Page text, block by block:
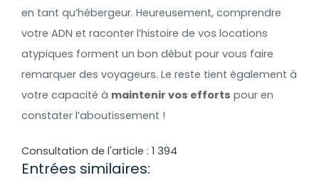
en tant qu’hébergeur. Heureusement, comprendre
votre ADN et raconter l’histoire de vos locations
atypiques forment un bon début pour vous faire
remarquer des voyageurs. Le reste tient également à
votre capacité à maintenir vos efforts pour en
constater l’aboutissement !
Consultation de l'article : 1 394
Entrées similaires: